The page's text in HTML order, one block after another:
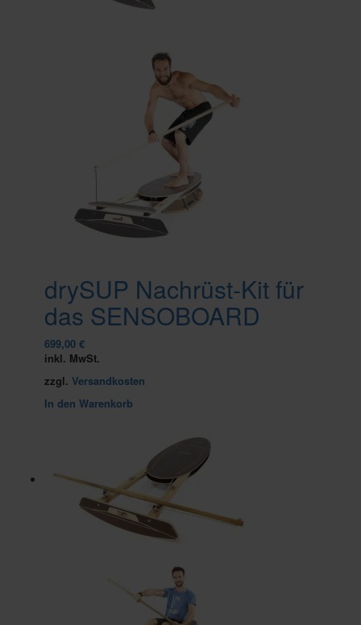
drySUP Nachrüst-Kit für
das SENSOBOARD
699,00 €
inkl. MwSt.
zzgl. Versandkosten
In den Warenkorb